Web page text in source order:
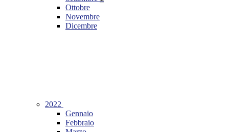
Ottobre
Novembre
Dicembre
2022
Gennaio
Febbraio